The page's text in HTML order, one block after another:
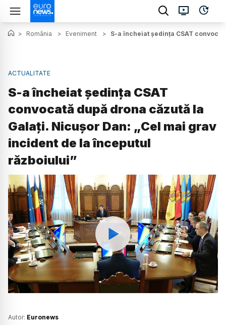
> România > Eveniment > S-a încheiat ședința CSAT
ACTUALITATE
S-a încheiat ședința CSAT
convocată după drona căzută la
Galați. Nicușor Dan: „Cel mai grav
incident de la începutul
războiului”
Watch
Autor: Euronews